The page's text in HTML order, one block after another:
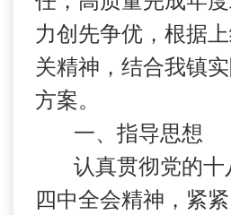
力创先争优，根据
关精神，结合我镇
方案。
一、指导思想
认真贯彻党的十
四中全会精神，紧